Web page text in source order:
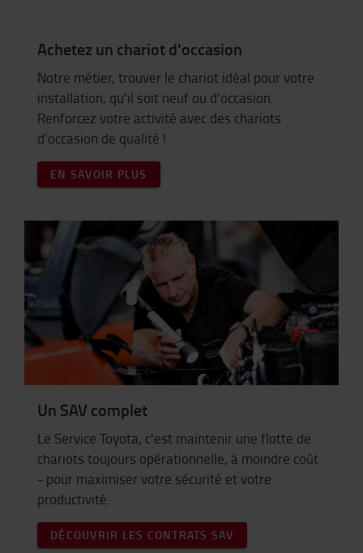
Achetez un chariot d'occasion
Notre métier, trouver le chariot idéal pour votre
installation, qu'il soit neuf ou d'occasion.
Renforcez votre activité avec des chariots
d'occasion de qualité !
EN SAVOIR PLUS
Un SAV complet
Le Service Toyota, c'est maintenir une flotte de
chariots toujours opérationnelle, à moindre coût
- pour maximiser votre sécurité et votre
productivité.
DÉCOUVRIR LES CONTRATS SAV